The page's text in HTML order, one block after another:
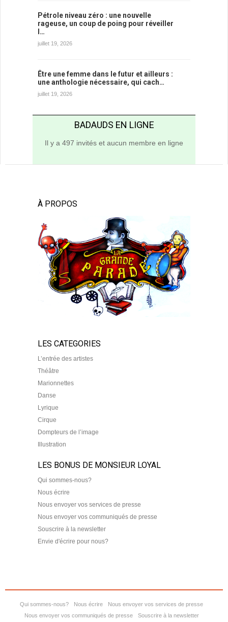
Pétrole niveau zéro : une nouvelle
rageuse, un coup de poing pour réveiller
l…
juillet 19, 2026
Être une femme dans le futur et ailleurs :
une anthologie nécessaire, qui cach…
juillet 19, 2026
BADAUDS EN LIGNE
Il y a 497 invités et aucun membre en ligne
À PROPOS
LES CATEGORIES
L’entrée des artistes
Théâtre
Marionnettes
Danse
Lyrique
Cirque
Dompteurs de l’image
Illustration
LES BONUS DE MONSIEUR LOYAL
Qui sommes-nous?
Nous écrire
Nous envoyer vos services de presse
Nous envoyer vos communiqués de presse
Souscrire à la newsletter
Envie d'écrire pour nous?
Qui sommes-nous? Nous écrire
Nous envoyer vos services de presse
Nous envoyer vos communiqués de presse
Souscrire à la newsletter